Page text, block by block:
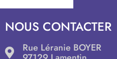
NOUS CONTACTER
Rue Léranie BOYER